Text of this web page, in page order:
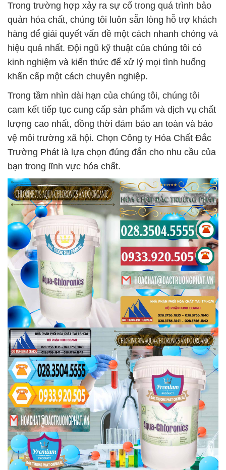
Trong trường hợp xảy ra sự cố trong quá trình bảo
quản hóa chất, chúng tôi luôn sẵn lòng hỗ trợ khách
hàng để giải quyết vấn đề một cách nhanh chóng và
hiệu quả nhất. Đội ngũ kỹ thuật của chúng tôi có
kinh nghiệm và kiến thức để xử lý mọi tình huống
khẩn cấp một cách chuyên nghiệp.
Trong tầm nhìn dài hạn của chúng tôi, chúng tôi
cam kết tiếp tục cung cấp sản phẩm và dịch vụ chất
lượng cao nhất, đồng thời đảm bảo an toàn và bảo
vệ môi trường xã hội. Chọn Công ty Hóa Chất Đắc
Trường Phát là lựa chọn đúng đắn cho nhu cầu của
bạn trong lĩnh vực hóa chất.